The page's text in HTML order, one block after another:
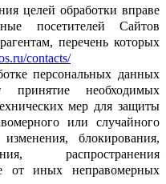
целей обработки вправе
посетителей Сайтов
перечень которых
contacts/
персональных данных
принятие необходимых
мер для защиты
или случайного
блокирования,
распространения
от иных неправомерных